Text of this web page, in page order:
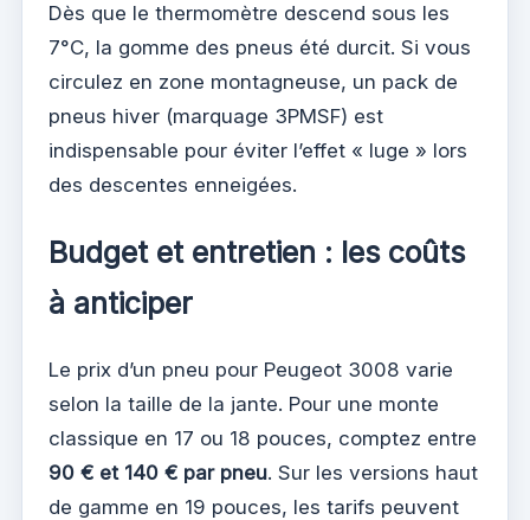
Dès que le thermomètre descend sous les
7°C, la gomme des pneus été durcit. Si vous
circulez en zone montagneuse, un pack de
pneus hiver (marquage 3PMSF) est
indispensable pour éviter l’effet « luge » lors
des descentes enneigées.
Budget et entretien : les coûts
à anticiper
Le prix d’un pneu pour Peugeot 3008 varie
selon la taille de la jante. Pour une monte
classique en 17 ou 18 pouces, comptez entre
90 € et 140 € par pneu. Sur les versions haut
de gamme en 19 pouces, les tarifs peuvent